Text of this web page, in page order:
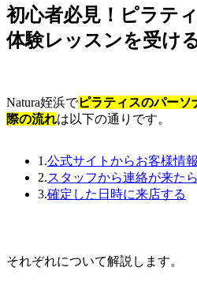
初心者必見！ピラテ
体験レッスンを受け
Natura姪浜でピラティスのパー
際の流れは以下の通りです。
1.公式サイトからお客様情
2.スタッフから連絡が来た
3.確定した日時に来店する
それぞれについて解説します。